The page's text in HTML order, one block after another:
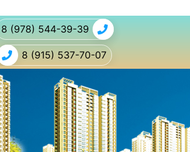
8 (978) 544-39-39
8 (915) 537-70-07